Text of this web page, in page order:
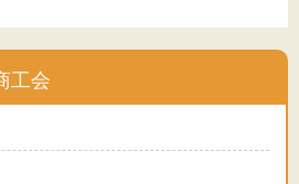
黒
工会